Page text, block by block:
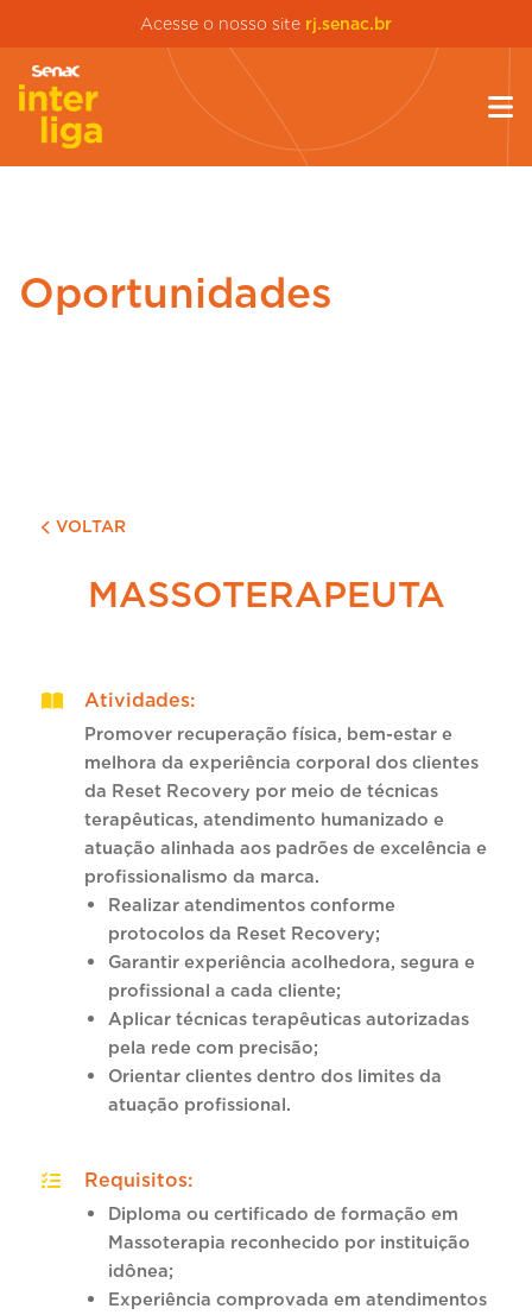
Acesse o nosso site rj.senac.br
Oportunidades
VOLTAR
MASSOTERAPEUTA
Atividades:
Promover recuperação física, bem-estar e
melhora da experiência corporal dos clientes
da Reset Recovery por meio de técnicas
terapêuticas, atendimento humanizado e
atuação alinhada aos padrões de excelência e
profissionalismo da marca.
Realizar atendimentos conforme
protocolos da Reset Recovery;
Garantir experiência acolhedora, segura e
profissional a cada cliente;
Aplicar técnicas terapêuticas autorizadas
pela rede com precisão;
Orientar clientes dentro dos limites da
atuação profissional.
Requisitos:
Diploma ou certificado de formação em
Massoterapia reconhecido por instituição
idônea;
Experiência comprovada em atendimentos